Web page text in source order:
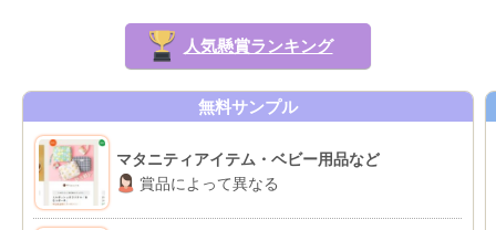
人気懸賞ランキング
無料サンプル
マタニティアイテム・ベビー用品など
賞品によって異なる